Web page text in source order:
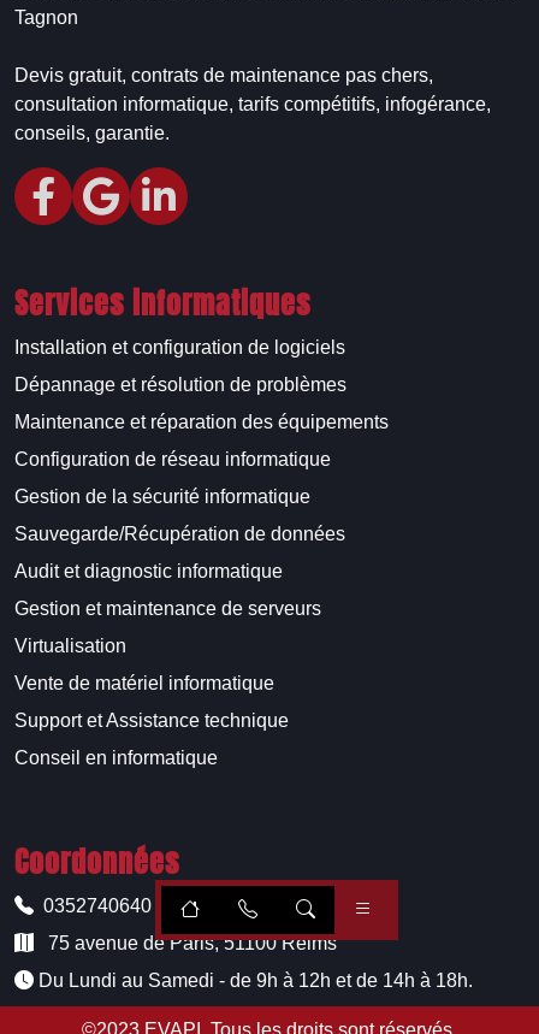
Tagnon
Devis gratuit, contrats de maintenance pas chers,
consultation informatique, tarifs compétitifs, infogérance,
conseils, garantie.
Services informatiques
Installation et configuration de logiciels
Dépannage et résolution de problèmes
Maintenance et réparation des équipements
Configuration de réseau informatique
Gestion de la sécurité informatique
Sauvegarde/Récupération de données
Audit et diagnostic informatique
Gestion et maintenance de serveurs
Virtualisation
Vente de matériel informatique
Support et Assistance technique
Conseil en informatique
Coordonnées
0352740640
75 avenue de Paris, 51100 Reims
Du Lundi au Samedi - de 9h à 12h et de 14h à 18h.
©2023 EVAPI . Tous les droits sont réservés.